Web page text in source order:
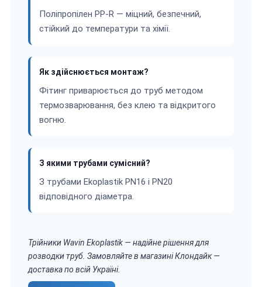
Поліпропілен PP-R — міцний, безпечний,
стійкий до температури та хімії.
Як здійснюється монтаж?
Фітинг приварюється до труб методом
термозварювання, без клею та відкритого
вогню.
З якими трубами сумісний?
З трубами Ekoplastik PN16 і PN20
відповідного діаметра.
Трійники Wavin Ekoplastik — надійне рішення для
розводки труб. Замовляйте в магазині Клондайк —
доставка по всій Україні.